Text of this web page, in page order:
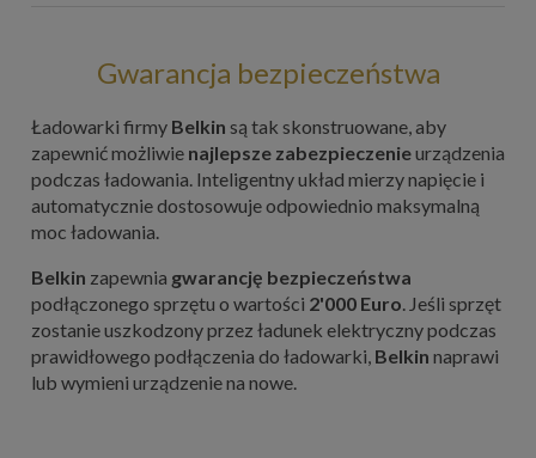
Gwarancja bezpieczeństwa
Ładowarki firmy Belkin są tak skonstruowane, aby
zapewnić możliwie najlepsze zabezpieczenieurządzenia
podczas ładowania. Inteligentny układ mierzy napięcie i
automatycznie dostosowuje odpowiednio maksymalną
moc ładowania.
Belkin zapewnia gwarancję bezpieczeństwa
podłączonego sprzętu o wartości 2'000 Euro . Jeśli sprzęt
zostanie uszkodzony przez ładunek elektryczny podczas
prawidłowego podłączenia do ładowarki, Belkin naprawi
lub wymieni urządzenie na nowe.